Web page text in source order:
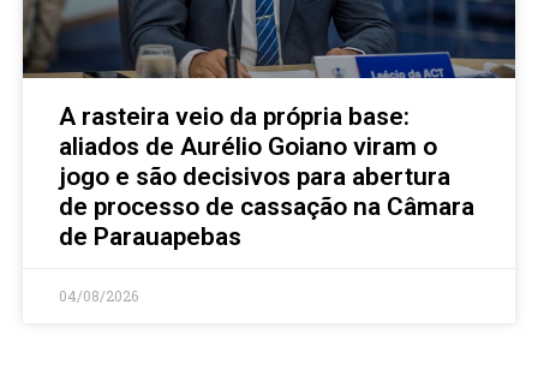
A rasteira veio da própria base:
aliados de Aurélio Goiano viram o
jogo e são decisivos para abertura
de processo de cassação na Câmara
de Parauapebas
04/08/2026